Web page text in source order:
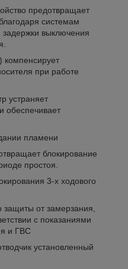
предотвращает
системам
задержки выключения
компенсирует
при работе
устраняет
обеспечивает
пламени
блокирование
простоя.
3-х ходового
защиты от замерзания,
с показаниями
и ГВС
установленный